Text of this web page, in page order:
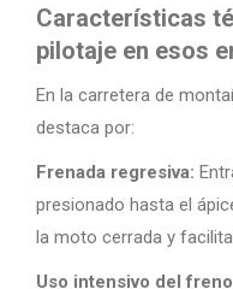
Características
pilotaje en esos
En la carretera de
destaca por:
Frenada regresiva:
presionado hasta el
la moto cerrada y
Uso intensivo del